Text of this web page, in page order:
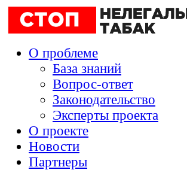
О проблеме
База знаний
Вопрос-ответ
Законодательство
Эксперты проекта
О проекте
Новости
Партнеры